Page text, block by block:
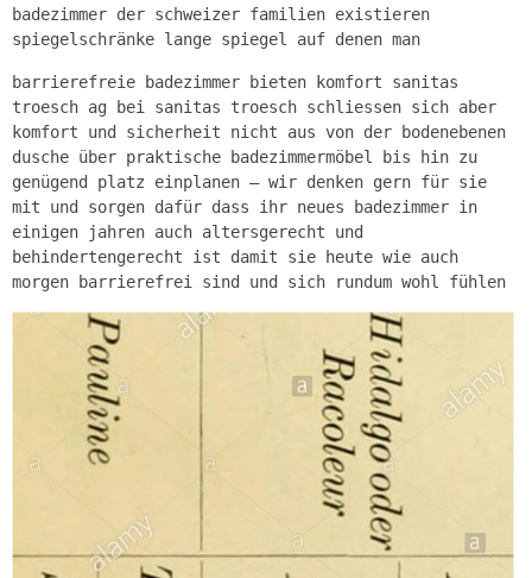
badezimmer der schweizer familien existieren
spiegelschränke lange spiegel auf denen man
barrierefreie badezimmer bieten komfort sanitas
troesch ag bei sanitas troesch schliessen sich aber
komfort und sicherheit nicht aus von der bodenebenen
dusche über praktische badezimmermöbel bis hin zu
genügend platz einplanen – wir denken gern für sie
mit und sorgen dafür dass ihr neues badezimmer in
einigen jahren auch altersgerecht und
behindertengerecht ist damit sie heute wie auch
morgen barrierefrei sind und sich rundum wohl fühlen